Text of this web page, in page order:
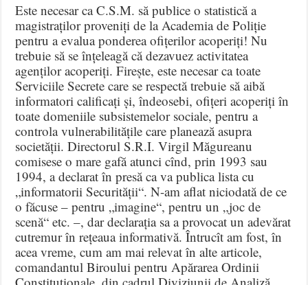
Este necesar ca C.S.M. să publice o statistică a
magistraților proveniți de la Academia de Poliție
pentru a evalua ponderea ofițerilor acoperiți! Nu
trebuie să se înțeleagă că dezavuez activitatea
agenților acoperiți. Firește, este necesar ca toate
Serviciile Secrete care se respectă trebuie să aibă
informatori calificați și, îndeosebi, ofițeri acoperiți în
toate domeniile subsistemelor sociale, pentru a
controla vulnerabilitățile care planează asupra
societății. Directorul S.R.I. Virgil Măgureanu
comisese o mare gafă atunci cînd, prin 1993 sau
1994, a declarat în presă ca va publica lista cu
„informatorii Securității“. N-am aflat niciodată de ce
o făcuse – pentru „imagine“, pentru un „joc de
scenă“ etc. –, dar declarația sa a provocat un adevărat
cutremur în rețeaua informativă. Întrucît am fost, în
acea vreme, cum am mai relevat în alte articole,
comandantul Biroului pentru Apărarea Ordinii